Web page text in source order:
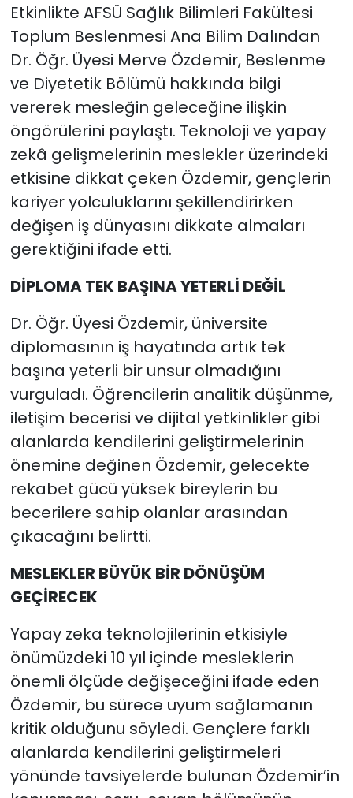
Etkinlikte AFSÜ Sağlık Bilimleri Fakültesi
Toplum Beslenmesi Ana Bilim Dalından
Dr. Öğr. Üyesi Merve Özdemir, Beslenme
ve Diyetetik Bölümü hakkında bilgi
vererek mesleğin geleceğine ilişkin
öngörülerini paylaştı. Teknoloji ve yapay
zekâ gelişmelerinin meslekler üzerindeki
etkisine dikkat çeken Özdemir, gençlerin
kariyer yolculuklarını şekillendirirken
değişen iş dünyasını dikkate almaları
gerektiğini ifade etti.
DİPLOMA TEK BAŞINA YETERLİ DEĞİL
Dr. Öğr. Üyesi Özdemir, üniversite
diplomasının iş hayatında artık tek
başına yeterli bir unsur olmadığını
vurguladı. Öğrencilerin analitik düşünme,
iletişim becerisi ve dijital yetkinlikler gibi
alanlarda kendilerini geliştirmelerinin
önemine değinen Özdemir, gelecekte
rekabet gücü yüksek bireylerin bu
becerilere sahip olanlar arasından
çıkacağını belirtti.
MESLEKLER BÜYÜK BİR DÖNÜŞÜM
GEÇİRECEK
Yapay zeka teknolojilerinin etkisiyle
önümüzdeki 10 yıl içinde mesleklerin
önemli ölçüde değişeceğini ifade eden
Özdemir, bu sürece uyum sağlamanın
kritik olduğunu söyledi. Gençlere farklı
alanlarda kendilerini geliştirmeleri
yönünde tavsiyelerde bulunan Özdemir’in